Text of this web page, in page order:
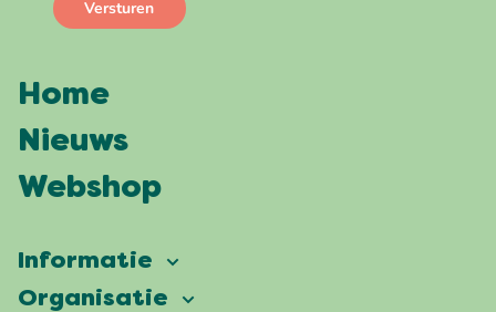
Home
Nieuws
Webshop
Informatie
Vierdaagsefeesten
Organisatie